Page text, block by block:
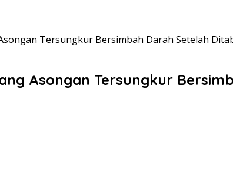
Tersungkur Bersimbah Darah Setelah
Asongan Tersungkur